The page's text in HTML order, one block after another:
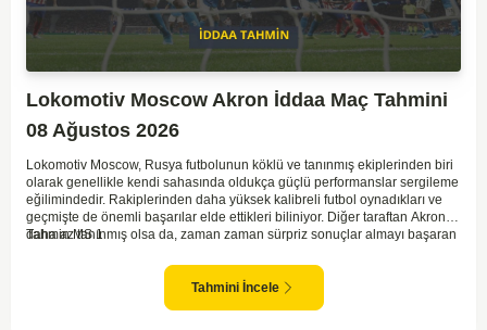
Lokomotiv Moscow Akron İddaa Maç Tahmini
08 Ağustos 2026
Lokomotiv Moscow, Rusya futbolunun köklü ve tanınmış ekiplerinden biri
olarak genellikle kendi sahasında oldukça güçlü performanslar sergileme
eğilimindedir. Rakiplerinden daha yüksek kalibreli futbol oynadıkları ve
geçmişte de önemli başarılar elde ettikleri biliniyor. Diğer taraftan Akron,
daha az tanınmış olsa da, zaman zaman sürpriz sonuçlar almayı başaran
ve güçlü ekipler karşısında istikrarlı bir performans sergilemekte
zorlanabilirler. Lokomotiv Moscow'un mevcut form durumunun ve evinde
oynama avantajının, bu karşılaşmada belirleyici olması muhtemel
Tahmin MS 1
Tahmini İncele